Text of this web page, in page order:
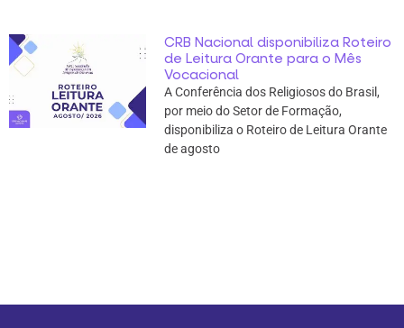
CRB Nacional disponibiliza Roteiro
de Leitura Orante para o Mês
Vocacional
A Conferência dos Religiosos do Brasil,
por meio do Setor de Formação,
disponibiliza o Roteiro de Leitura Orante
de agosto